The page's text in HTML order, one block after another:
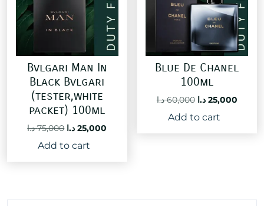
Bvlgari Man In
Black Bvlgari
(tester,white
packet) 100ml
75,000 د.ا
Original
price
was:
25,000 د.ا
Add to cart
Blue De Chanel
100ml
60,000 د.ا
Original
price
was:
25,000 د.ا
Add to cart